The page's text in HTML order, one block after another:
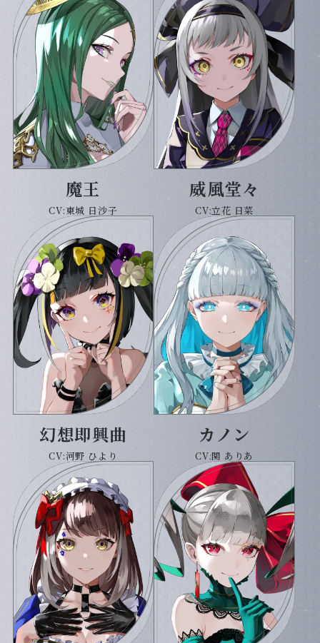
魔王
CV:東城 日沙子
威風堂々
CV:立花 日菜
幻想即興曲
CV:河野 ひより
カノン
CV:関 ありあ